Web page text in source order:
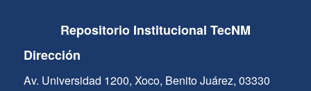
Repositorio Institucional TecNM
Dirección
Av. Universidad 1200, Xoco, Benito Juárez, 03330